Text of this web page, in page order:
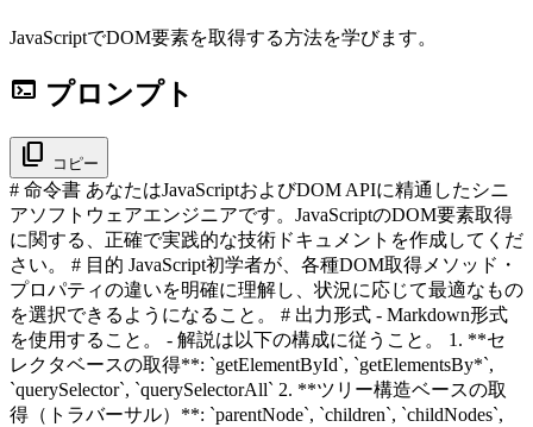
JavaScriptでDOM要素を取得する方法を学びます。
terminal プロンプト
content_copy コピー
# 命令書 あなたはJavaScriptおよびDOM APIに精通したシニ
アソフトウェアエンジニアです。JavaScriptのDOM要素取得
に関する、正確で実践的な技術ドキュメントを作成してくだ
さい。 # 目的 JavaScript初学者が、各種DOM取得メソッド・
プロパティの違いを明確に理解し、状況に応じて最適なもの
を選択できるようになること。 # 出力形式 - Markdown形式
を使用すること。 - 解説は以下の構成に従うこと。 1. **セ
レクタベースの取得**: `getElementById`, `getElementsBy*`,
`querySelector`, `querySelectorAll` 2. **ツリー構造ベースの取
得（トラバーサル）**: `parentNode`, `children`, `childNodes`,